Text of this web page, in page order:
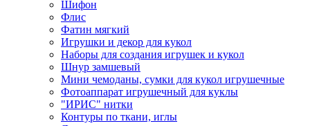
Шифон
Флис
Фатин мягкий
Игрушки и декор для кукол
Наборы для создания игрушек и кукол
Шнур замшевый
Мини чемоданы, сумки для кукол игрушечные
Фотоаппарат игрушечный для куклы
"ИРИС" нитки
Контуры по ткани, иглы